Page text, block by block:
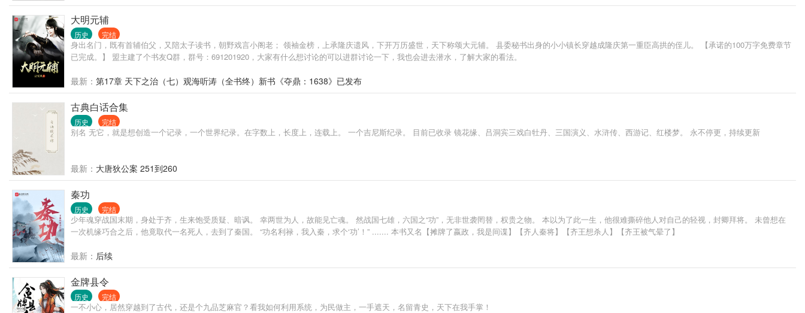
大明元辅
历史 完结
身出名门，既有首辅伯父，又陪太子读书，朝野戏言小阁老； 领袖金榜，上承隆庆遗风，下开万历盛世，天下称颂大元辅。 县委秘书出身的小小镇长穿越成隆庆第一重臣高拱的侄儿。 【承诺的100万字免费章节
已完成。】 盟主建了个书友Q群，群号：691201920，大家有什么想讨论的可以进群讨论一下，我也会进去潜水，了解大家的看法。
最新： 第17章 天下之治（七）观海听涛（全书终）新书《夺鼎：1638》已发布
古典白话合集
历史 完结
别名 无它，就是想创造一个记录，一个世界纪录。在字数上，长度上，连载上。 一个吉尼斯纪录。 目前已收录 镜花缘、吕洞宾三戏白牡丹、三国演义、水浒传、西游记、红楼梦。 永不停更，持续更新
最新： 大唐狄公案 251到260
秦功
历史 完结
少年魂穿战国末期，身处于齐，生来饱受质疑、暗讽。 幸两世为人，故能见亡魂。 然战国七雄，六国之“功”，无非世袭罔替，权贵之物。 本以为了此一生，他很难撕碎他人对自己的轻视，封卿拜将。 未曾想在
一次机缘巧合之后，他竟取代一名死人，去到了秦国。 “功名利禄，我入秦，求个‘功’！” ....... 本书又名【摊牌了嬴政，我是间谍】【齐人秦将】【齐王想杀人】【齐王被气晕了】
最新： 后续
金牌县令
历史 完结
一不小心，居然穿越到了古代，还是个九品芝麻官？看我如何利用系统，为民做主，一手遮天，名留青史，天下在我手掌！